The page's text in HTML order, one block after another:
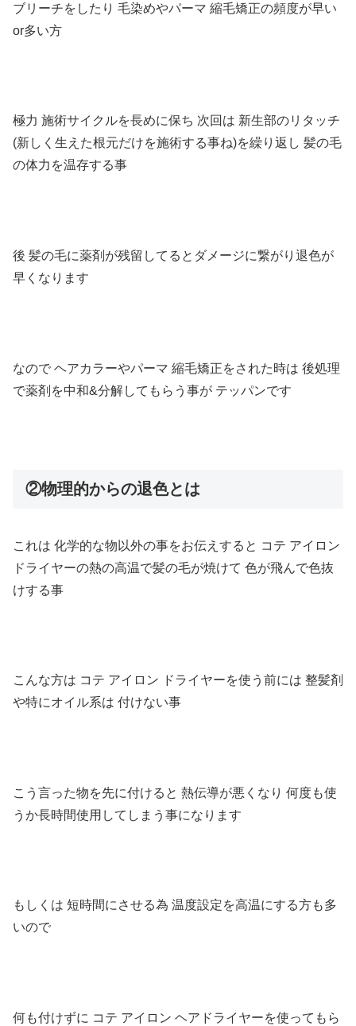
ブリーチをしたり 毛染めやパーマ 縮毛矯正の頻度が早い
or多い方
極力 施術サイクルを長めに保ち 次回は 新生部のリタッチ
(新しく生えた根元だけを施術する事ね)を繰り返し 髪の毛
の体力を温存する事
後 髪の毛に薬剤が残留してるとダメージに繋がり退色が
早くなります
なので ヘアカラーやパーマ 縮毛矯正をされた時は 後処理
で薬剤を中和&分解してもらう事が テッパンです
②物理的からの退色とは
これは 化学的な物以外の事をお伝えすると コテ アイロン
ドライヤーの熱の高温で髪の毛が焼けて 色が飛んで色抜
けする事
こんな方は コテ アイロン ドライヤーを使う前には 整髪剤
や特にオイル系は 付けない事
こう言った物を先に付けると 熱伝導が悪くなり 何度も使
うか長時間使用してしまう事になります
もしくは 短時間にさせる為 温度設定を高温にする方も多
いので
何も付けずに コテ アイロン ヘアドライヤーを使ってもら